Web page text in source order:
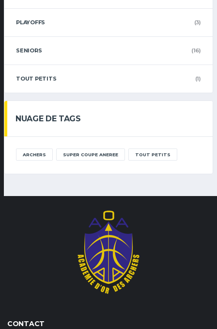
PLAYOFFS (3)
SENIORS (16)
TOUT PETITS (1)
NUAGE DE TAGS
ARCHERS SUPER COUPE ANEREE TOUT PETITS
CONTACT